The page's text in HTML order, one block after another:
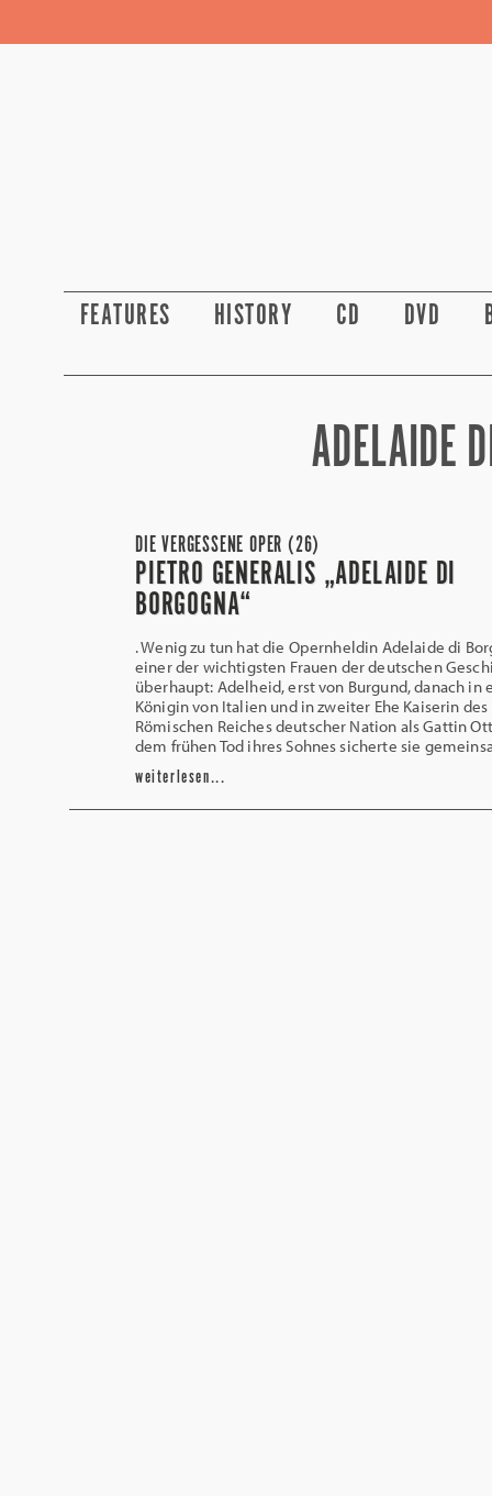
FEATURES HISTORY CD DVD
ADELAIDE
DIE VERGESSENE OPER (26)
PIETRO GENERALIS „ADELAIDE DI
BORGOGNA“
. Wenig zu tun hat die Opernheldin Adelaide di
einer der wichtigsten Frauen der deutschen
überhaupt: Adelheid, erst von Burgund, danach in
Königin von Italien und in zweiter Ehe Kaiserin
Römischen Reiches deutscher Nation als Gattin
dem frühen Tod ihres Sohnes sicherte sie
weiterlesen...